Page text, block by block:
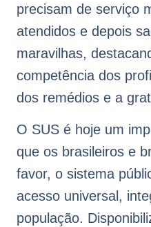
precisam de serviço
atendidos e depois
maravilhas,
competência dos
dos remédios e a
O SUS é hoje um
que os brasileiros e
favor, o sistema
acesso universal,
população.